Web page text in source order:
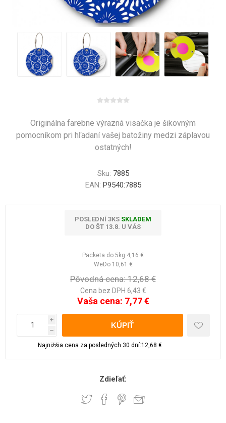
Originálna farebne výrazná visačka je šikovným
pomocníkom pri hľadaní vašej batožiny medzi záplavou
ostatných!
Sku: 7885
EAN: P9540:7885
POSLEDNÍ 3KS SKLADEM
DO ŠT 13.8. U VÁS
Packeta do 5kg 4,16 €
WeDo 10,61 €
Pôvodná cena: 12,68 €
Cena bez DPH 6,43 €
Vaša cena: 7,77 €
i
h
Najnižšia cena za posledných 30 dní:12,68 €
Zdieľať: